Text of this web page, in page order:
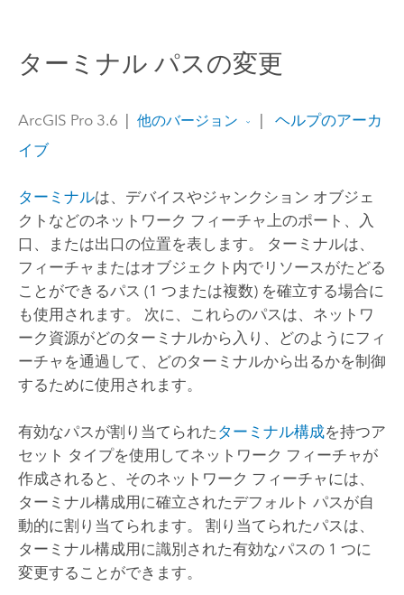
ターミナル パスの変更
ArcGIS Pro 3.6 他のバージョン
ヘルプのアーカ
イブ
ターミナルは、デバイスやジャンクション オブジェ
クトなどのネットワーク フィーチャ上のポート、入
口、または出口の位置を表します。 ターミナルは、
フィーチャまたはオブジェクト内でリソースがたどる
ことができるパス (1 つまたは複数) を確立する場合に
も使用されます。 次に、これらのパスは、ネットワ
ーク資源がどのターミナルから入り、どのようにフィ
ーチャを通過して、どのターミナルから出るかを制御
するために使用されます。
有効なパスが割り当てられた ターミナル構成を持つア
セット タイプを使用してネットワーク フィーチャが
作成されると、そのネットワーク フィーチャには、
ターミナル構成用に確立されたデフォルト パスが自
動的に割り当てられます。 割り当てられたパスは、
ターミナル構成用に識別された有効なパスの 1 つに
変更することができます。